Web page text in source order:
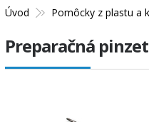
Úvod Pomôcky z plastu a
Preparačná